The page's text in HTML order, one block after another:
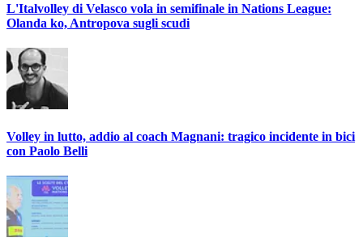
L'Italvolley di Velasco vola in semifinale in Nations League:
Olanda ko, Antropova sugli scudi
Volley in lutto, addio al coach Magnani: tragico incidente in bici
con Paolo Belli